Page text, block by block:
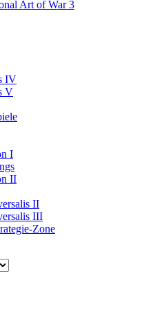
Art of War 3
IV
V
I
II
II
III
Zone